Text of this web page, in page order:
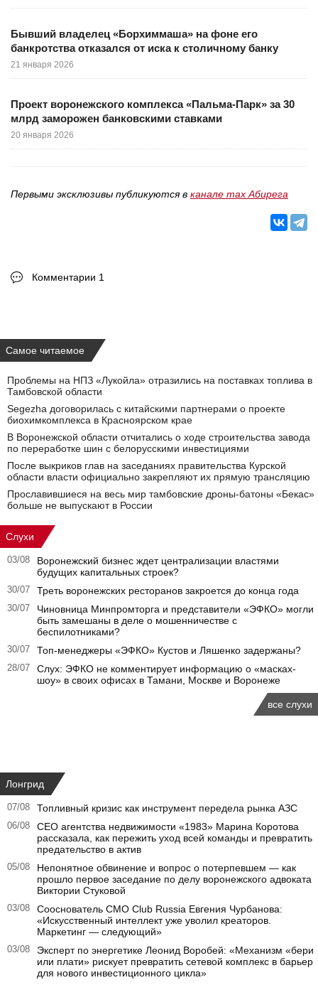
Бывший владелец «Борхиммаша» на фоне его
банкротства отказался от иска к столичному банку
21 января 2026
Проект воронежского комплекса «Пальма-Парк» за 30
млрд заморожен банковскими ставками
20 января 2026
Первыми эксклюзивы публикуются в канале max Абирега
Комментарии 1
Самое читаемое
Проблемы на НПЗ «Лукойла» отразились на поставках топлива в
Тамбовской области
Segezha договорилась с китайскими партнерами о проекте
биохимкомплекса в Красноярском крае
В Воронежской области отчитались о ходе строительства завода
по переработке шин с белорусскими инвестициями
После выкриков глав на заседаниях правительства Курской
области власти официально закрепляют их прямую трансляцию
Прославившиеся на весь мир тамбовские дроны-батоны «Бекас»
больше не выпускают в России
Слухи
03/08
Воронежский бизнес ждет централизации властями
будущих капитальных строек?
30/07 Треть воронежских ресторанов закроется до конца года
30/07
Чиновница Минпромторга и представители «ЭФКО» могли
быть замешаны в деле о мошенничестве с
беспилотниками?
30/07 Топ-менеджеры «ЭФКО» Кустов и Ляшенко задержаны?
28/07
Слух: ЭФКО не комментирует информацию о «масках-
шоу» в своих офисах в Тамани, Москве и Воронеже
все слухи
Лонгрид
07/08 Топливный кризис как инструмент передела рынка АЗС
06/08
CEO агентства недвижимости «1983» Марина Коротова
рассказала, как пережить уход всей команды и превратить
предательство в актив
05/08
Непонятное обвинение и вопрос о потерпевшем — как
прошло первое заседание по делу воронежского адвоката
Виктории Стуковой
03/08
Сооснователь CMO Club Russia Евгения Чурбанова:
«Искусственный интеллект уже уволил креаторов.
Маркетинг — следующий»
03/08
Эксперт по энергетике Леонид Воробей: «Механизм «бери
или плати» рискует превратить сетевой комплекс в барьер
для нового инвестиционного цикла»